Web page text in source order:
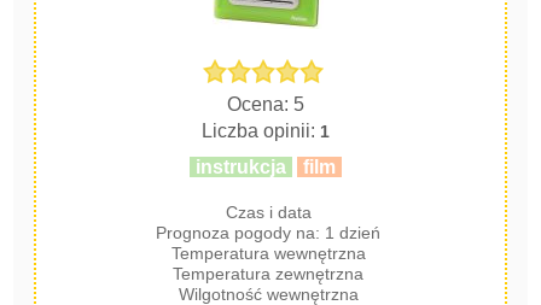
Ocena: 5
Liczba opinii: 1
instrukcja film
Czas i data
Prognoza pogody na: 1 dzień
Temperatura wewnętrzna
Temperatura zewnętrzna
Wilgotność wewnętrzna